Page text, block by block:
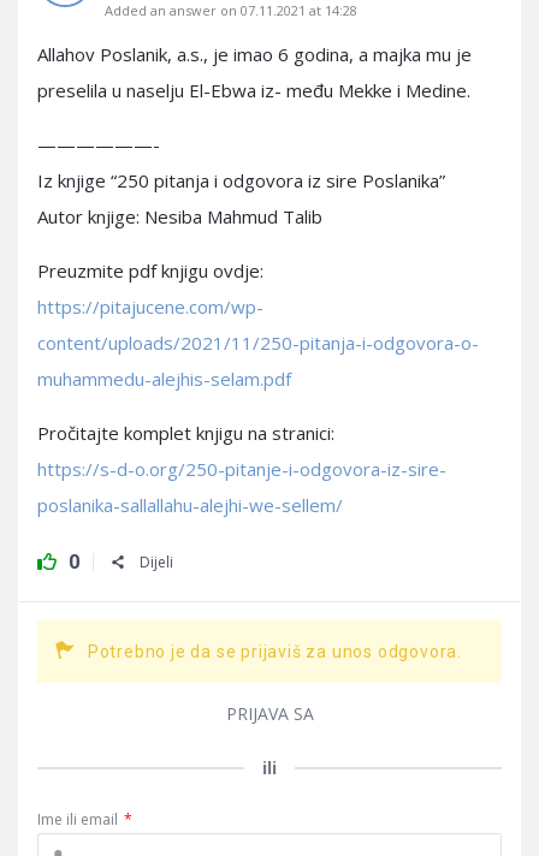
Added an answer on 07.11.2021 at 14:28
Allahov Poslanik, a.s., je imao 6 godina, a majka mu je
preselila u naselju El-Ebwa iz- među Mekke i Medine.
——————-
Iz knjige “250 pitanja i odgovora iz sire Poslanika”
Autor knjige: Nesiba Mahmud Talib
Preuzmite pdf knjigu ovdje:
https://pitajucene.com/wp-
content/uploads/2021/11/250-pitanja-i-odgovora-o-
muhammedu-alejhis-selam.pdf
Pročitajte komplet knjigu na stranici:
https://s-d-o.org/250-pitanje-i-odgovora-iz-sire-
poslanika-sallallahu-alejhi-we-sellem/
0 Dijeli
Potrebno je da se prijaviš za unos odgovora.
PRIJAVA SA
ili
Ime ili email *